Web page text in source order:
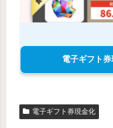
電子ギフト
電子ギフト券現金化